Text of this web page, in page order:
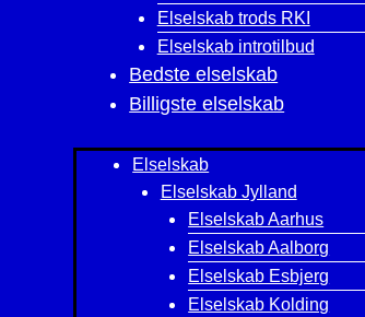
Elselskab trods RKI
Elselskab introtilbud
Bedste elselskab
Billigste elselskab
Elselskab
Elselskab Jylland
Elselskab Aarhus
Elselskab Aalborg
Elselskab Esbjerg
Elselskab Kolding